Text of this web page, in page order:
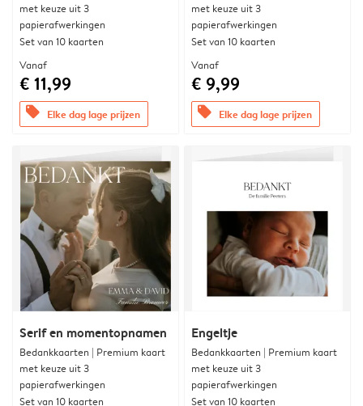
met keuze uit 3
papierafwerkingen
Set van 10 kaarten
Vanaf
€ 11,99
offers Elke dag lage prijzen
met keuze uit 3
papierafwerkingen
Set van 10 kaarten
Vanaf
€ 9,99
offers Elke dag lage prijzen
Serif en momentopnamen
Bedankkaarten | Premium kaart
met keuze uit 3
papierafwerkingen
Set van 10 kaarten
Engeltje
Bedankkaarten | Premium kaart
met keuze uit 3
papierafwerkingen
Set van 10 kaarten